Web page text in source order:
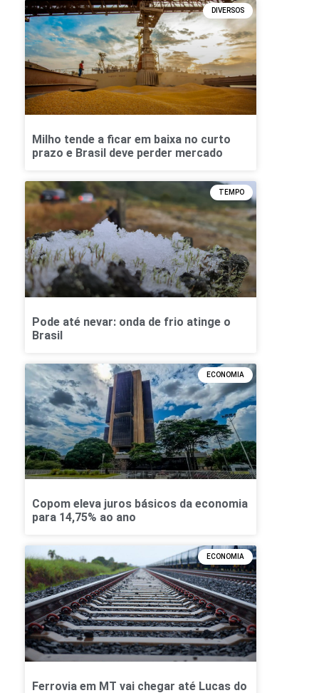
DIVERSOS
Milho tende a ficar em baixa no curto
prazo e Brasil deve perder mercado
TEMPO
Pode até nevar: onda de frio atinge o
Brasil
ECONOMIA
Copom eleva juros básicos da economia
para 14,75% ao ano
ECONOMIA
Ferrovia em MT vai chegar até Lucas do